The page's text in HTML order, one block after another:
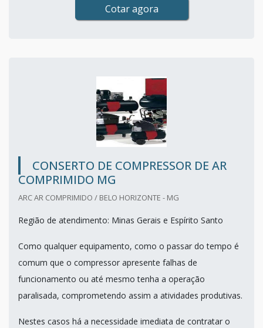
Cotar agora
CONSERTO DE COMPRESSOR DE AR
COMPRIMIDO MG
ARC AR COMPRIMIDO / BELO HORIZONTE - MG
Região de atendimento: Minas Gerais e Espírito Santo
Como qualquer equipamento, como o passar do tempo é
comum que o compressor apresente falhas de
funcionamento ou até mesmo tenha a operação
paralisada, comprometendo assim a atividades produtivas.
Nestes casos há a necessidade imediata de contratar o